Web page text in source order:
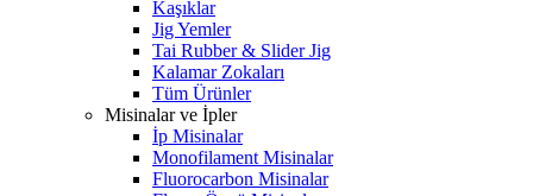
Kaşıklar
Jig Yemler
Tai Rubber & Slider Jig
Kalamar Zokaları
Tüm Ürünler
Misinalar ve İpler
İp Misinalar
Monofilament Misinalar
Fluorocarbon Misinalar